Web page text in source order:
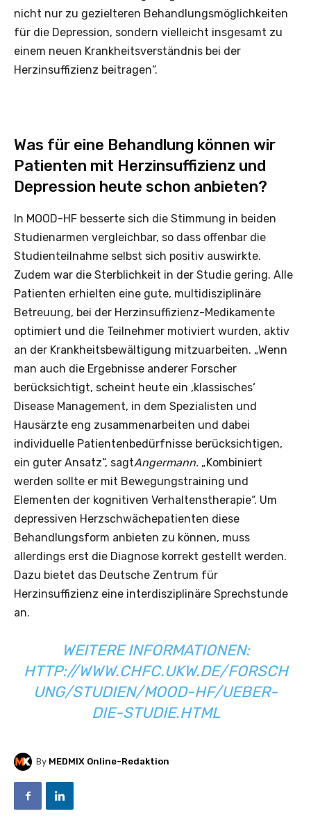
nicht nur zu gezielteren Behandlungsmöglichkeiten
für die Depression, sondern vielleicht insgesamt zu
einem neuen Krankheitsverständnis bei der
Herzinsuffizienz beitragen“.
Was für eine Behandlung können wir
Patienten mit Herzinsuffizienz und
Depression heute schon anbieten?
In MOOD-HF besserte sich die Stimmung in beiden
Studienarmen vergleichbar, so dass offenbar die
Studienteilnahme selbst sich positiv auswirkte.
Zudem war die Sterblichkeit in der Studie gering. Alle
Patienten erhielten eine gute, multidisziplinäre
Betreuung, bei der Herzinsuffizienz-Medikamente
optimiert und die Teilnehmer motiviert wurden, aktiv
an der Krankheitsbewältigung mitzuarbeiten. „Wenn
man auch die Ergebnisse anderer Forscher
berücksichtigt, scheint heute ein ‚klassisches‘
Disease Management, in dem Spezialisten und
Hausärzte eng zusammenarbeiten und dabei
individuelle Patientenbedürfnisse berücksichtigen,
ein guter Ansatz“, sagtAngermann. „Kombiniert
werden sollte er mit Bewegungstraining und
Elementen der kognitiven Verhaltenstherapie“. Um
depressiven Herzschwächepatienten diese
Behandlungsform anbieten zu können, muss
allerdings erst die Diagnose korrekt gestellt werden.
Dazu bietet das Deutsche Zentrum für
Herzinsuffizienz eine interdisziplinäre Sprechstunde
an.
WEITERE INFORMATIONEN:
HTTP://WWW.CHFC.UKW.DE/FORSCH
UNG/STUDIEN/MOOD-HF/UEBER-
DIE-STUDIE.HTML
By MEDMIX Online-Redaktion